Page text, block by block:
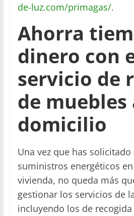
de-luz.com/primagas/.
Ahorra
dinero con
servicio de
de muebles
domicilio
Una vez que has
suministros energéticos
vivienda, no queda más
gestionar los servicios de
incluyendo los de